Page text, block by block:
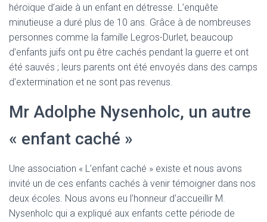
héroïque d’aide à un enfant en détresse. L’enquête
minutieuse a duré plus de 10 ans. Grâce à de nombreuses
personnes comme la famille Legros-Durlet, beaucoup
d’enfants juifs ont pu être cachés pendant la guerre et ont
été sauvés ; leurs parents ont été envoyés dans des camps
d’extermination et ne sont pas revenus.
Mr Adolphe Nysenholc, un autre
« enfant caché »
Une association « L’enfant caché » existe et nous avons
invité un de ces enfants cachés à venir témoigner dans nos
deux écoles. Nous avons eu l’honneur d’accueillir M.
Nysenholc qui a expliqué aux enfants cette période de